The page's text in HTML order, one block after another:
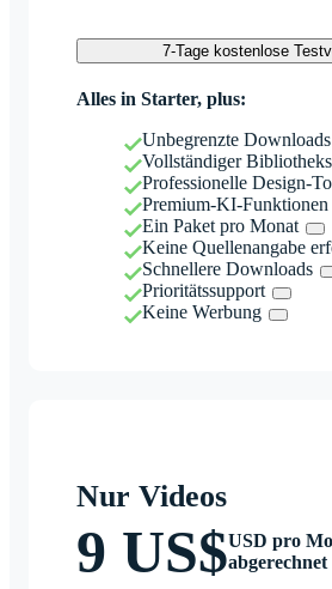
7-Tage kostenlose
Alles in Starter, plus:
Unbegrenzte Downloads
Vollständiger
Professionelle Design-
Premium-KI-Funktionen
Ein Paket pro Monat
Keine Quellenangabe
Schnellere Downloads
Prioritätssupport
Keine Werbung
Nur Videos
9 US$USD pro
abgerechnet